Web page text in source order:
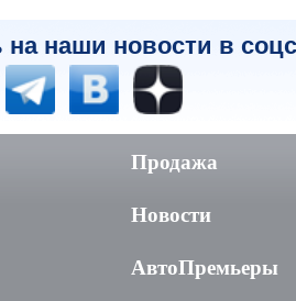
наши новости в
Продажа
Новости
АвтоПремьеры